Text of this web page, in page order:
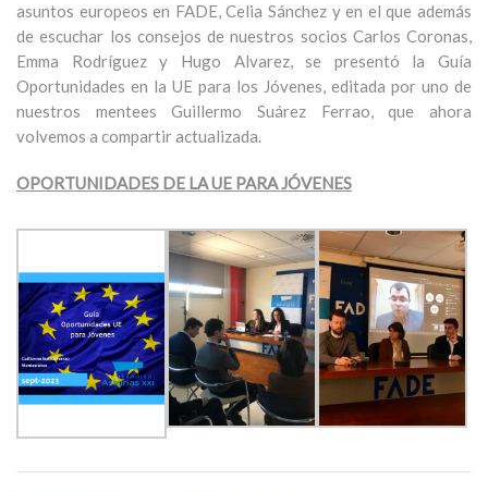
asuntos europeos en FADE, Celia Sánchez y en el que además
de escuchar los consejos de nuestros socios Carlos Coronas,
Emma Rodríguez y Hugo Alvarez, se presentó la Guía
Oportunidades en la UE para los Jóvenes, editada por uno de
nuestros mentees Guillermo Suárez Ferrao, que ahora
volvemos a compartir actualizada.
OPORTUNIDADES DE LA UE PARA JÓVENES